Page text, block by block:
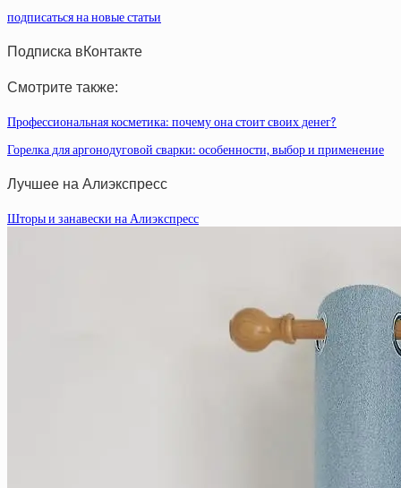
подписаться на новые статьи
Подписка вКонтакте
Смотрите также:
Профессиональная косметика: почему она стоит своих денег?
Горелка для аргонодуговой сварки: особенности, выбор и применение
Лучшее на Алиэкспресс
Шторы и занавески на Алиэкспресс